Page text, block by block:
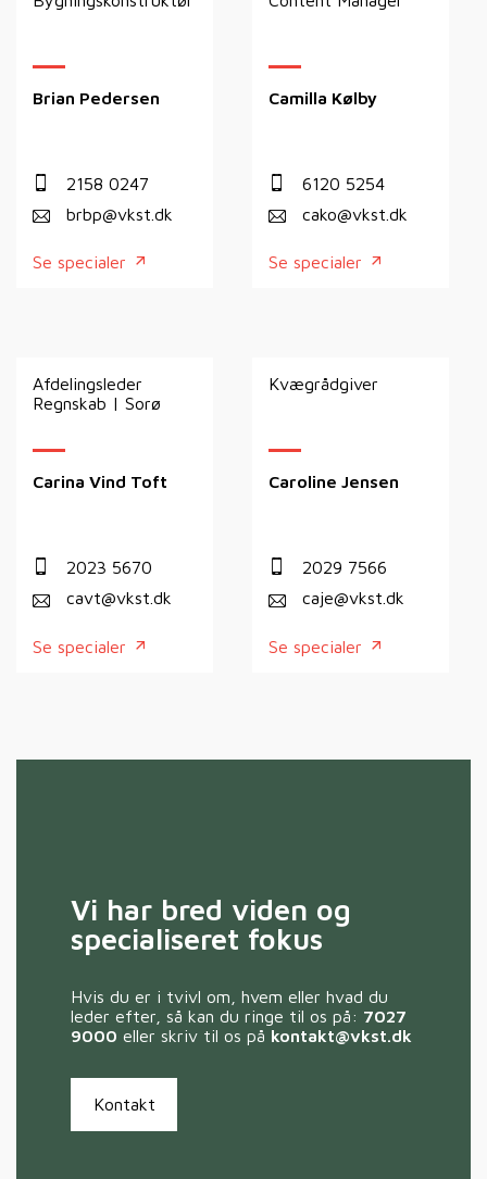
Brian Pedersen
2158 0247
brbp@vkst.dk
Se specialer
Camilla Kølby
6120 5254
cako@vkst.dk
Se specialer
Afdelingsleder
Regnskab | Sorø
Carina Vind Toft
2023 5670
cavt@vkst.dk
Se specialer
Kvægrådgiver
Caroline Jensen
2029 7566
caje@vkst.dk
Se specialer
Vi har bred viden og
specialiseret fokus
Hvis du er i tvivl om, hvem eller hvad du
leder efter, så kan du ringe til os på: 7027
9000 eller skriv til os på kontakt@vkst.dk
Kontakt